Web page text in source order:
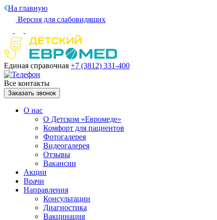
На главную
Версия для слабовидящих
Единая справочная +7 (3812) 331-400
Все контакты
Заказать звонок
О нас
О Детском «Евромеде»
Комфорт для пациентов
Фотогалерея
Видеогалерея
Отзывы
Вакансии
Акции
Врачи
Направления
Консультации
Диагностика
Вакцинация